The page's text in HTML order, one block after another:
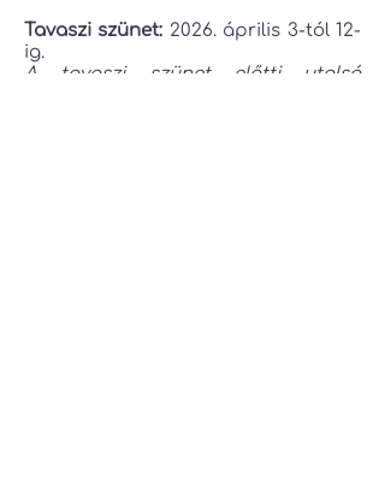
Tavaszi szünet: 2026. április 3-tól 12-
ig.
A tavaszi szünet előtti utolsó